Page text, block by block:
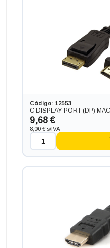
Código: 12553
C DISPLAY PORT (DP)
9,68 €
8,00 € s/IVA